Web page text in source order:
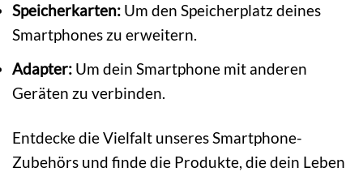
Speicherkarten: Um den Speicherplatz deines
Smartphones zu erweitern.
Adapter: Um dein Smartphone mit anderen
Geräten zu verbinden.
Entdecke die Vielfalt unseres Smartphone-
Zubehörs und finde die Produkte, die dein Leben